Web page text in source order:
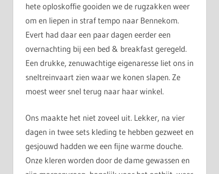
hete oploskoffie gooiden we de rugzakken weer
om en liepen in straf tempo naar Bennekom.
Evert had daar een paar dagen eerder een
overnachting bij een bed & breakfast geregeld.
Een drukke, zenuwachtige eigenaresse liet ons in
sneltreinvaart zien waar we konen slapen. Ze
moest weer snel terug naar haar winkel.
Ons maakte het niet zoveel uit. Lekker, na vier
dagen in twee sets kleding te hebben gezweet en
gesjouwd hadden we een fijne warme douche.
Onze kleren worden door de dame gewassen en